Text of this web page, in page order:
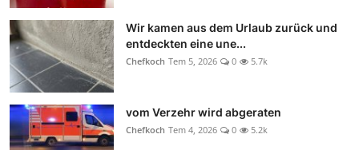
Wir kamen aus dem Urlaub zurück und
entdeckten eine une...
Chefkoch Tem 5, 2026 0 5.7k
vom Verzehr wird abgeraten
Chefkoch Tem 4, 2026 0 5.2k